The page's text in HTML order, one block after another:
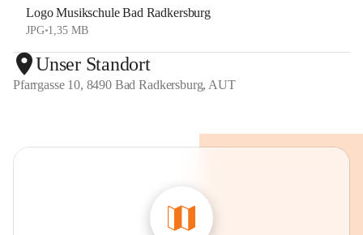
Logo Musikschule Bad Radkersburg
JPG•1,35 MB
Unser Standort
Pfarrgasse 10, 8490 Bad Radkersburg, AUT